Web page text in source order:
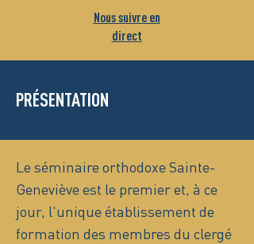
Nous suivre en
direct
PRÉSENTATION
Le séminaire orthodoxe Sainte-
Geneviève est le premier et, à ce
jour, l'unique établissement de
formation des membres du clergé